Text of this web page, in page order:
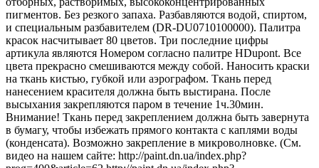
пигментов. Без резкого запаха. Разбавляются водой, спиртом,
и специальным разбавителем (DR-DU0710100000). Палитра
красок насчитывает 80 цветов. Три последние цифры
артикула являются Номером согласно палитре HDupont. Все
цвета прекрасно смешиваются между собой. Наносить краски
на ткань кистью, губкой или аэрографом. Ткань перед
нанесением красителя должна быть выстирана. После
высыхания закрепляются паром в течение 1ч.30мин.
Внимание! Ткань перед закреплением должна быть завернута
в бумагу, чтобы избежать прямого контакта с каплями воды
(конденсата). Возможно закрепление в микроволновке. (См.
видео на нашем сайте: http://paint.dn.ua/index.php?